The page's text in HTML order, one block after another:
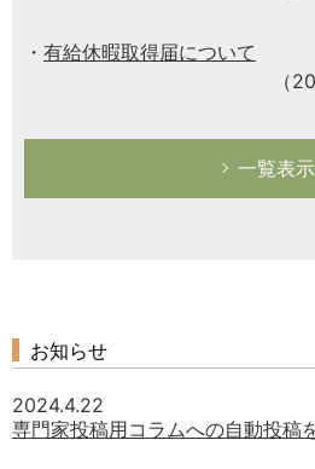
有給休暇取得届について
（
一覧表示
お知らせ
2024.4.22
専門家投稿用コラムへの自動投稿